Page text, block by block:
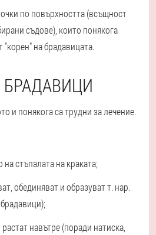
по повърхността (всъщност
съдове), които понякога
на брадавицата.
и понякога са трудни за лечение.
на стъпалата на краката;
обединяват и образуват т. нар.
навътре (поради натиска,